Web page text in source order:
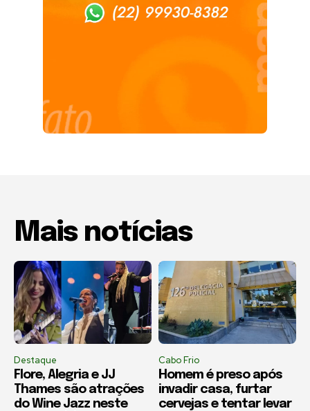
Mais notícias
Destaque
Flore, Alegria e JJ
Thames são atrações
do Wine Jazz neste
Cabo Frio
Homem é preso após
invadir casa, furtar
cervejas e tentar levar